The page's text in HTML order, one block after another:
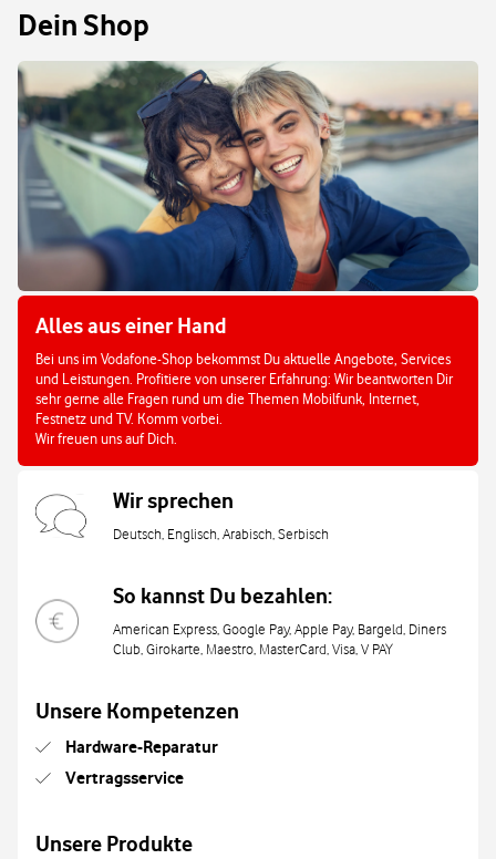
Dein Shop
Alles aus einer Hand
Bei uns im Vodafone-Shop bekommst Du aktuelle Angebote, Services
und Leistungen. Profitiere von unserer Erfahrung: Wir beantworten Dir
sehr gerne alle Fragen rund um die Themen Mobilfunk, Internet,
Festnetz und TV. Komm vorbei.
Wir freuen uns auf Dich.
Wir sprechen
Deutsch, Englisch, Arabisch, Serbisch
So kannst Du bezahlen:
American Express, Google Pay, Apple Pay, Bargeld, Diners
Club, Girokarte, Maestro, MasterCard, Visa, V PAY
Unsere Kompetenzen
Hardware-Reparatur
Vertragsservice
Unsere Produkte